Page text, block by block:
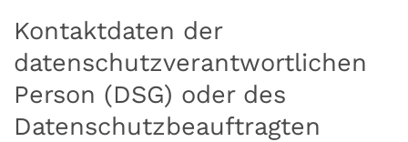
Kontaktdaten der
datenschutzverantwortlichen
Person (DSG) oder des
Datenschutzbeauftragten